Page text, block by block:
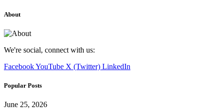
About
We're social, connect with us:
FacebookYouTube X (Twitter) LinkedIn
Popular Posts
June 25, 2026